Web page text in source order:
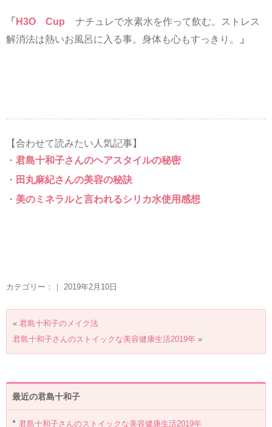
「 H3O Cup ナチュレで水素水を作って飲む。
ストレス
解消法は熱いお風呂に入る事。身体も心もすっきり。
」
【合わせて読みたい人気記事】
・ 君島十和子さんのヘアスタイルの秘密
・ 田丸麻紀さんの美容の秘訣
・ 美のミネラルと言われるシリカ水使用感想
カテゴリー：｜ 2019年2月10日
« 君島十和子のメイク法
君島十和子さんのストイックな美容健康生活2019年 »
最近の君島十和子
君島十和子さんのストイックな美容健康生活2019年